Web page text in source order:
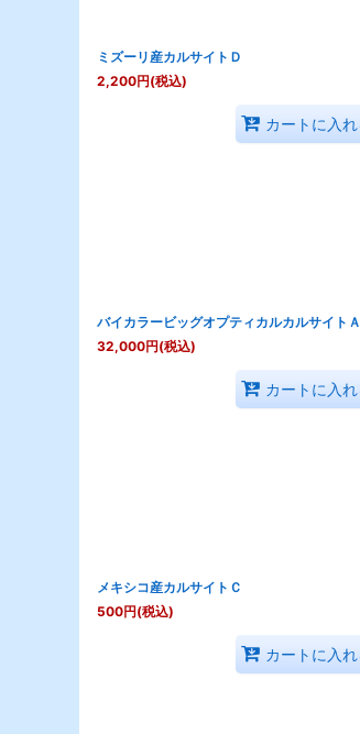
ミズーリ産カルサイトＤ
2,200円(税込)
カートに入
バイカラービッグオプティカルカルサイトＡ
32,000円(税込)
カートに入
メキシコ産カルサイトＣ
500円(税込)
カートに入